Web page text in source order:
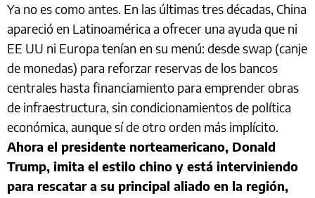
Ya no es como antes. En las últimas tres décadas, China
apareció en Latinoamérica a ofrecer una ayuda que ni
EE UU ni Europa tenían en su menú: desde swap (canje
de monedas) para reforzar reservas de los bancos
centrales hasta financiamiento para emprender obras
de infraestructura, sin condicionamientos de política
económica, aunque sí de otro orden más implícito.
Ahora el presidente norteamericano, Donald
Trump, imita el estilo chino y está interviniendo
para rescatar a su principal aliado en la región,